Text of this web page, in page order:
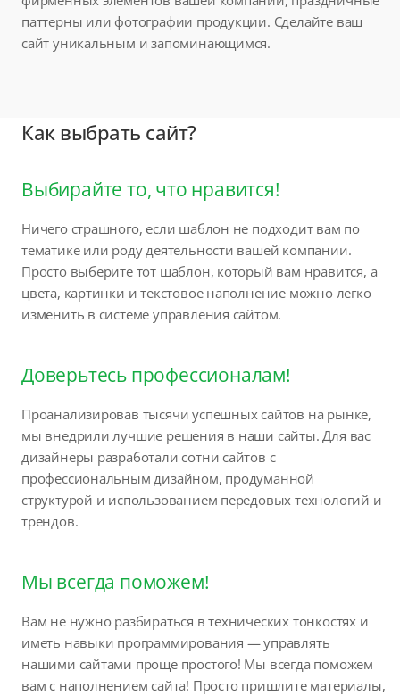
паттерны или фотографии продукции. Сделайте ваш
сайт уникальным и запоминающимся.
Как выбрать сайт?
Выбирайте то, что нравится!
Ничего страшного, если шаблон не подходит вам по
тематике или роду деятельности вашей компании.
Просто выберите тот шаблон, который вам нравится, а
цвета, картинки и текстовое наполнение можно легко
изменить в системе управления сайтом.
Доверьтесь профессионалам!
Проанализировав тысячи успешных сайтов на рынке,
мы внедрили лучшие решения в наши сайты. Для вас
дизайнеры разработали сотни сайтов с
профессиональным дизайном, продуманной
структурой и использованием передовых технологий и
трендов.
Мы всегда поможем!
Вам не нужно разбираться в технических тонкостях и
иметь навыки программирования — управлять
нашими сайтами проще простого! Мы всегда поможем
вам с наполнением сайта! Просто пришлите материалы,